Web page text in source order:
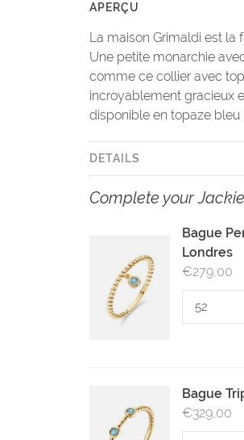
APERÇU
La maison Grimaldi est la
Une petite monarchie
comme ce collier avec
incroyablement gracieux
disponible en topaze bleu
DETAILS
Complete your
Bague
Londres
€279,00
52
Bague
€329,00